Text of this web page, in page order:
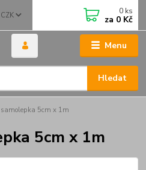
Menu
CZK
Hledat
0 ks
za 0 Kč
samolepka 5cm x 1m
5cm x 1m